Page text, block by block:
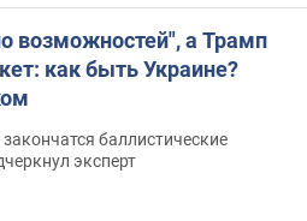
возможностей", а Трамп
как быть Украине?
баллистические
эксперт